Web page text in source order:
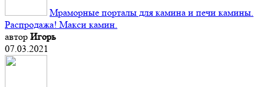
Мраморные порталы для камина и печи камины.
Распродажа! Макси камин.
автор Игорь
07.03.2021